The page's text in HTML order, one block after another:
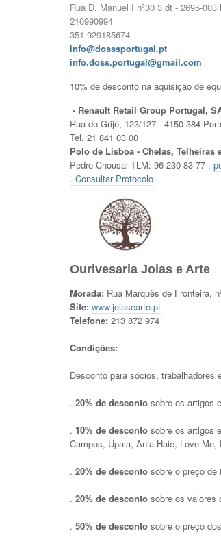
Rua D. Manuel I nº30 3 dt - 2695-003
210990994
351 929185674
info@dosssportugal.pt
info.doss.portugal@gmail.com
10% de desconto na aquisição de
- Renault Retail Group Portugal,
Rua do Grijó, 123/127 - 4150-384
Tel. 21 841 03 00
Polo de Lisboa - Chelas, Telheiras
Pedro Chousal TLM: 96 230 83 77 .
. Consultar Protocolo
Ourivesaria Joias e Arte
Morada: Rua Marquês de Fronteira,
Site: www.joiasearte.pt
Telefone: 213 872 974
Condições:
Desconto para sócios, trabalhadores
. 20% de desconto sobre os artigos
. 10% de desconto sobre os artigos
Campos, Upala, Ania Haie, Love
. 20% de desconto sobre o preço de
. 20% de desconto sobre os valores
. 50% de desconto sobre o preço